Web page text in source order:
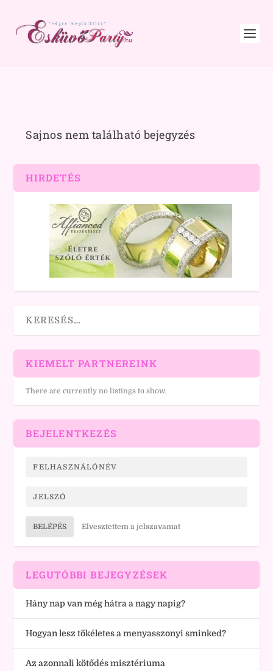
Sajnos nem található bejegyzés
HIRDETÉS
KIEMELT PARTNEREINK
There are currently no listings to show.
BEJELENTKEZÉS
BELÉPÉS Elvesztettem a jelszavamat
LEGUTÓBBI BEJEGYZÉSEK
Hány nap van még hátra a nagy napig?
Hogyan lesz tökéletes a menyasszonyi sminked?
Az azonnali kötődés misztériuma